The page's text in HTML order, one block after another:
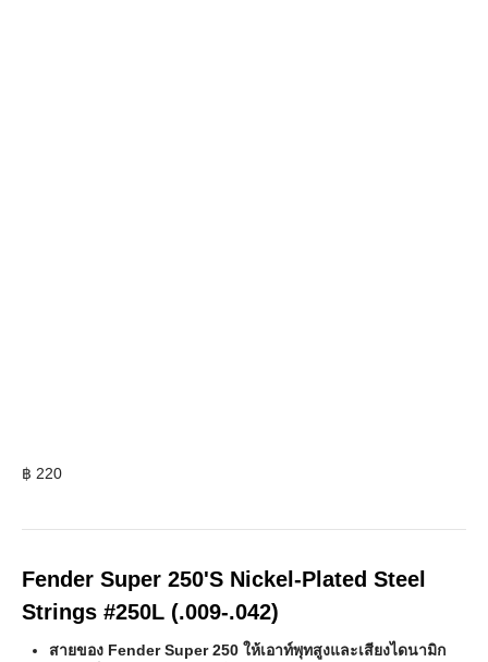
฿ 220
Fender Super 250'S Nickel-Plated Steel
Strings #250L (.009-.042)
สายของ Fender Super 250 ให้เอาท์พุทสูงและเสียงไดนามิก